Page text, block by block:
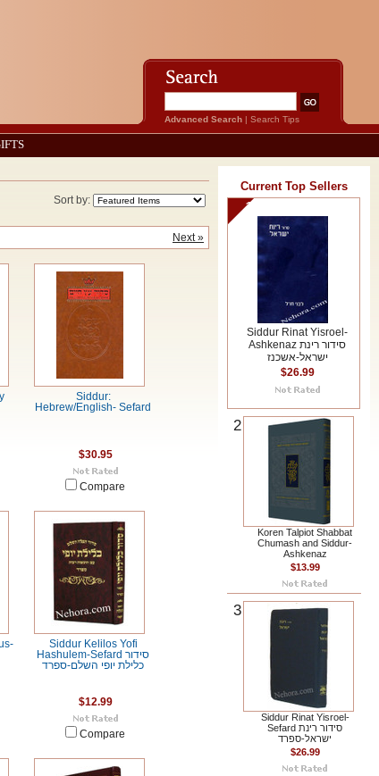
Advanced Search | Search Tips
Sort by:
Next »
Siddur:
Hebrew/English- Sefard
$30.95
Compare
Siddur Kelilos Yofi
Hashulem-Sefard סידור
כלילת יופי השלם-ספרד
$12.99
Compare
Current Top Sellers
1
Siddur Rinat Yisroel-
Ashkenaz סידור רינת
ישראל-אשכנז
$26.99
2
Koren Talpiot Shabbat
Chumash and Siddur-
Ashkenaz
$13.99
3
Siddur Rinat Yisroel-
Sefard סידור רינת
ישראל-ספרד
$26.99